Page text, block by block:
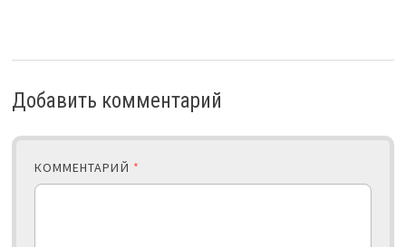
Добавить комментарий
КОММЕНТАРИЙ *